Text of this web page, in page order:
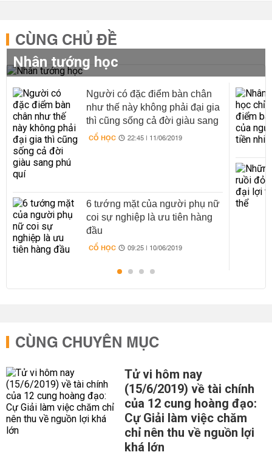
CÙNG CHỦ ĐỀ
Nhân tướng học
Người có đặc điểm bàn chân
như thế này không phải đại gia
thì cũng sống cả đời giàu sang
phú quí
CỔ HỌC 22:45 | 11/06/2019
6 tướng mặt của người phụ nữ
coi sự nghiệp là ưu tiên hàng
đầu
CỔ HỌC 09:25 | 10/06/2019
CÙNG CHUYÊN MỤC
Tử vi hôm nay
(15/6/2019) về tài chính
của 12 cung hoàng đạo:
Cự Giải làm việc chăm
chỉ nên thu về nguồn lợi
khá lớn